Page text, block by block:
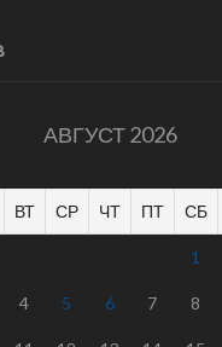
АВГУСТ 2026
ВТ СР ЧТ ПТ СБ
1
4 5 6 7 8